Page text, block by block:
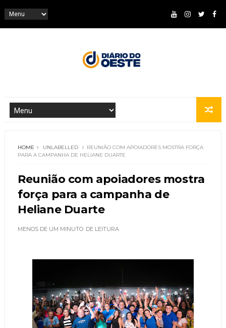
HOME UNLABELLED
REUNIÃO COM APOIADORES MOSTRA FORÇA
PARA A CAMPANHA DE HELIANE DUARTE
Reunião com apoiadores mostra
força para a campanha de
Heliane Duarte
MENOS DE UM MINUTO DE LEITURA